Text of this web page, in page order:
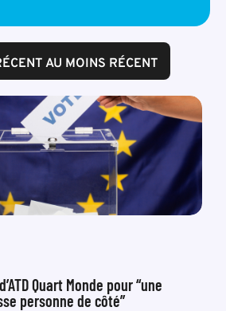
AU MOINS RÉCENT
Quart Monde pour “une
personne de côté”